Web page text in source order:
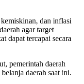
dan inflasi
agar target
dapat tercapai secara
pemerintah daerah
daerah saat ini.